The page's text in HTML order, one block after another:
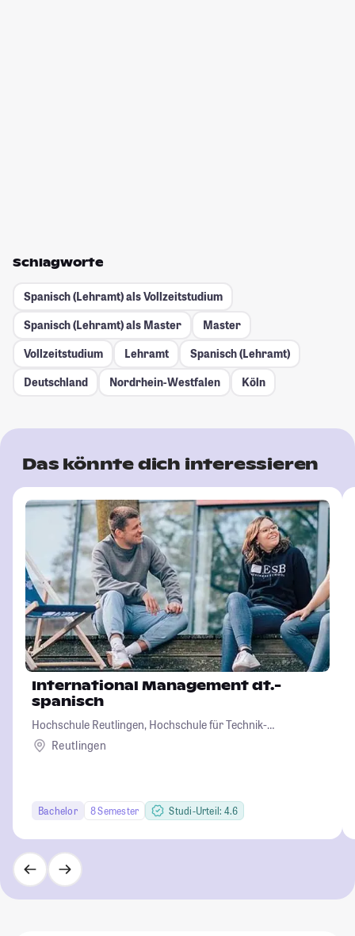
Schlagworte
Spanisch (Lehramt) als Vollzeitstudium
Spanisch (Lehramt) als Master
Master
Vollzeitstudium
Lehramt
Spanisch (Lehramt)
Deutschland
Nordrhein-Westfalen Köln
Das könnte dich interessieren
International Management dt.-
spanisch
Hochschule Reutlingen, Hochschule für Technik-
Wirtschaft-Informatik-Design
Reutlingen
Bachelor 8 Semester Studi-Urteil: 4.6